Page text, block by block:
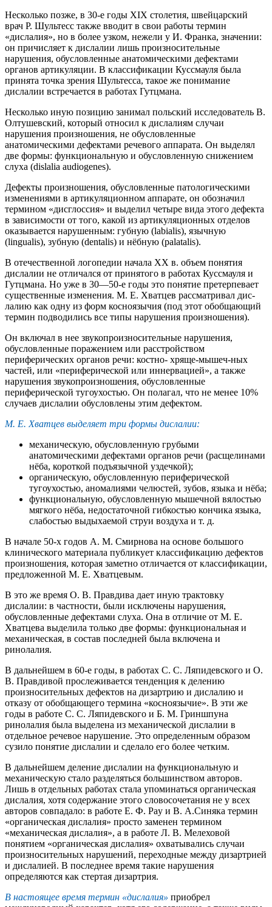
Несколько позже, в 30-е годы XIX столетия, швейцарский
врач Р. Шультесс также вводит в свои работы термин
«дислалия», но в более узком, нежели у И. Франка, значении:
он причисляет к дислалии лишь произносительные
нарушения, обусловленные анатомическими дефектами
органов артикуляции. В классификации Куссмауля была
принята точка зрения Шультесса, такое же понимание
дислалии встречается в работах Гутцмана.
Несколько иную позицию занимал польский исследователь В.
Олтушевский, который относил к дислалиям случаи
нарушения произношения, не обусловленные
анатомическими дефектами речевого аппарата. Он выделял
две формы: функциональную и обусловленную снижением
слуха (dislalia audiogenes).
Дефекты произношения, обусловленные патологическими
изменениями в артикуляционном аппарате, он обозначил
термином «дисглоссия» и выделил четыре вида этого дефекта
в зависимости от того, какой из артикуляционных отделов
оказывается нарушенным: губную (labialis), язычную
(lingualis), зубную (dentalis) и нёбную (palatalis).
В отечественной логопедии начала XX в. объем понятия
дислалии не отличался от принятого в работах Куссмауля и
Гутцмана. Но уже в 30—50-е годы это понятие претерпевает
существенные изменения. М. Е. Хватцев рассматривал дис-
лалию как одну из форм косноязычия (под этот обобщающий
термин подводились все типы нарушения произношения).
Он включал в нее звукопроизносительные нарушения,
обусловленные поражением или расстройством
периферических органов речи: костно- хряще-мышеч-ных
частей, или «периферической или иннервацией», а также
нарушения звукопроизношения, обусловленные
периферической тугоухостью. Он полагал, что не менее 10%
случаев дислалии обусловлены этим дефектом.
М. Е. Хватцев выделяет три формы дислалии:
механическую, обусловленную грубыми
анатомическими дефектами органов речи (расщелинами
нёба, короткой подъязычной уздечкой);
органическую, обусловленную периферической
тугоухостью, аномалиями челюстей, зубов, языка и нёба;
функциональную, обусловленную мышечной вялостью
мягкого нёба, недостаточной гибкостью кончика языка,
слабостью выдыхаемой струи воздуха и т. д.
В начале 50-х годов А. М. Смирнова на основе большого
клинического материала публикует классификацию дефектов
произношения, которая заметно отличается от классификации,
предложенной М. Е. Хватцевым.
В это же время О. В. Правдива дает иную трактовку
дислалии: в частности, были исключены нарушения,
обусловленные дефектами слуха. Она в отличие от М. Е.
Хватцева выделила только две формы: функциональная и
механическая, в состав последней была включена и
ринолалия.
В дальнейшем в 60-е годы, в работах С. С. Ляпидевского и О.
В. Правдивой прослеживается тенденция к делению
произносительных дефектов на дизартрию и дислалию и
отказу от обобщающего термина «косноязычие». В эти же
годы в работе С. С. Ляпидевского и Б. М. Гриншпуна
ринолалия была выделена из механической дислалии в
отдельное речевое нарушение. Это определенным образом
сузило понятие дислалии и сделало его более четким.
В дальнейшем деление дислалии на функциональную и
механическую стало разделяться большинством авторов.
Лишь в отдельных работах стала упоминаться органическая
дислалия, хотя содержание этого словосочетания не у всех
авторов совпадало: в работе Е. Ф. Pay и В. А.Синяка термин
«органическая дислалия» просто заменен термином
«механическая дислалия», а в работе Л. В. Мелеховой
понятием «органическая дислалия» охватывались случаи
произносительных нарушений, переходные между дизартрией
и дислалией. В последнее время такие нарушения
определяются как стертая дизартрия.
В настоящее время термин «дислалия» приобрел